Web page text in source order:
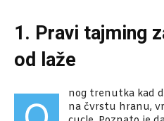
1. Pravi tajming
od laže
nog trenutka kad
na čvrstu hranu,